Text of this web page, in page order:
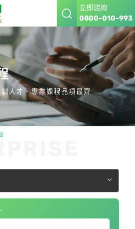
立即諮詢
0800-010-993
人才、專業課程品項最齊